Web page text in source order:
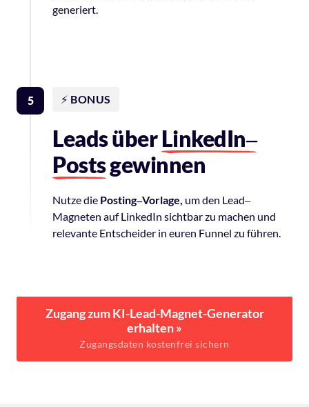
generiert.
5 ⚡️ BONUS
Leads über LinkedIn‒
Posts gewinnen
Nutze die Posting‒Vorlage, um den Lead‒
Magneten auf LinkedIn sichtbar zu machen
relevante Entscheider in euren Funnel zu führen.
Zugang zum KI-Lead-Magnet-Generator
erhalten »
Zugangsdaten kostenfrei sichern